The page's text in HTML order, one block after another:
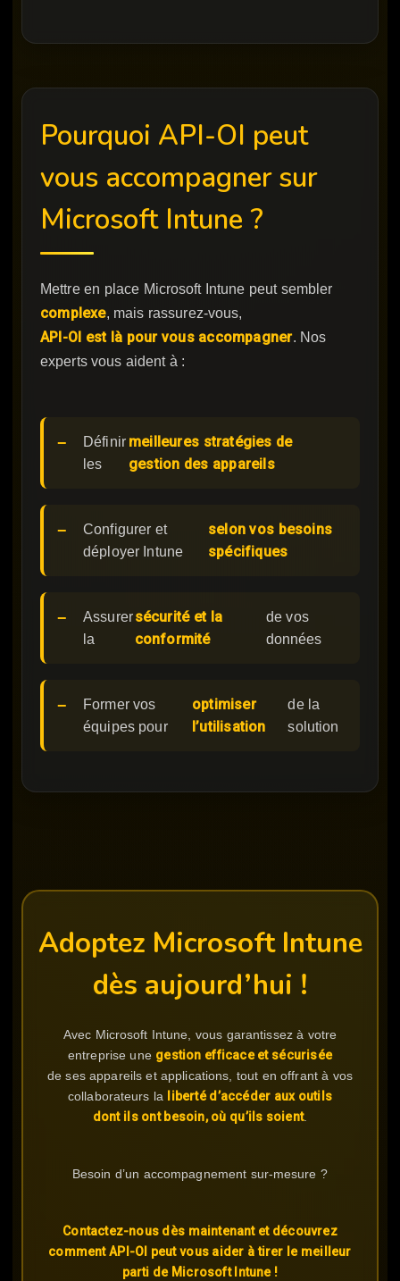
Pourquoi API-OI peut
vous accompagner sur
Microsoft Intune ?
Mettre en place Microsoft Intune peut sembler
complexe, mais rassurez-vous,
API-OI est là pour vous accompagner. Nos
experts vous aident à :
Définir
les
meilleures stratégies de
gestion des appareils
Configurer et
déployer Intune
selon vos besoins
spécifiques
Assurer
la
sécurité et la
conformité
de vos
données
Former vos
équipes pour
optimiser
l’utilisation
de la
solution
Adoptez Microsoft Intune
dès aujourd’hui !
Avec Microsoft Intune, vous garantissez à votre
entreprise une gestion efficace et sécurisée
de ses appareils et applications, tout en offrant à vos
collaborateurs la liberté d’accéder aux outils
dont ils ont besoin, où qu’ils soient.
Besoin d’un accompagnement sur-mesure ?
Contactez-nous dès maintenant et découvrez
comment API-OI peut vous aider à tirer le meilleur
parti de Microsoft Intune !